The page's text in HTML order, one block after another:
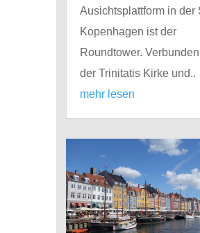
Ausichtsplattform in der
Kopenhagen ist der
Roundtower.
der Trinitatis Kirke und..
mehr lesen